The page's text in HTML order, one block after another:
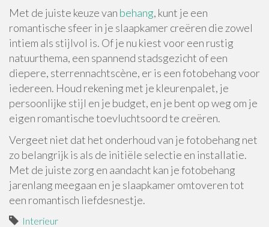
Met de juiste keuze van behang, kunt je een
romantische sfeer in je slaapkamer creëren die zowel
intiem als stijlvol is. Of je nu kiest voor een rustig
natuurthema, een spannend stadsgezicht of een
diepere, sterrennachtscène, er is een fotobehang voor
iedereen. Houd rekening met je kleurenpalet, je
persoonlijke stijl en je budget, en je bent op weg om je
eigen romantische toevluchtsoord te creëren.
Vergeet niet dat het onderhoud van je fotobehang net
zo belangrijk is als de initiële selectie en installatie.
Met de juiste zorg en aandacht kan je fotobehang
jarenlang meegaan en je slaapkamer omtoveren tot
een romantisch liefdesnestje.
Interieur